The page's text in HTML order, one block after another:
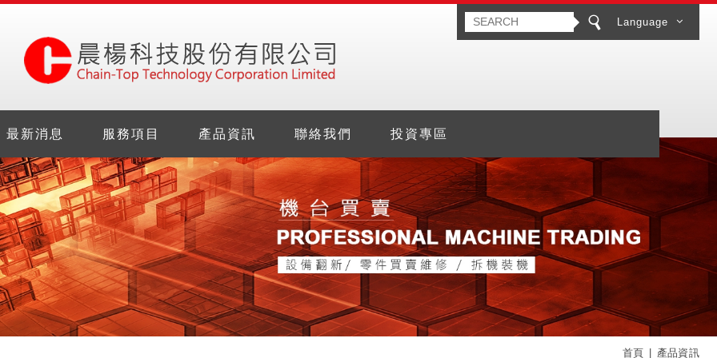
Language
最新消息 服務項目 產品資訊 聯絡我們 投資專區
首頁 產品資訊